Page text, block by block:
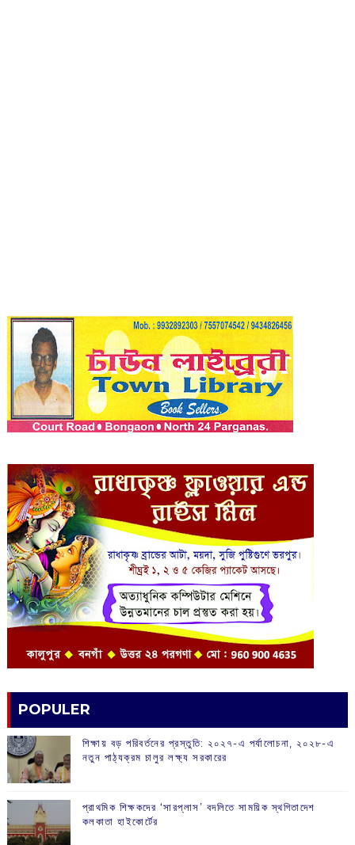
POPULER
শিক্ষায় বড় পরিবর্তনের প্রস্তুতি: ২০২৭-এ পর্যালোচনা, ২০২৮-এ
নতুন পাঠ্যক্রম চালুর লক্ষ্য সরকারের
প্রাথমিক শিক্ষকদের ‘সারপ্লাস’ বদলিতে সাময়িক স্থগিতাদেশ
কলকাতা হাইকোর্টের